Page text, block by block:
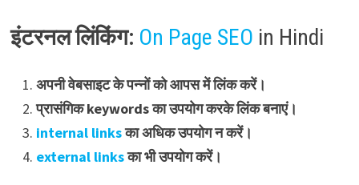
इंटरनल लिंकिंग: On Page SEO in Hindi
अपनी वेबसाइट के पन्नों को आपस में लिंक करें।
प्रासंगिक keywords का उपयोग करके लिंक बनाएं।
internal linksका अधिक उपयोग न करें।
external linksका भी उपयोग करें।